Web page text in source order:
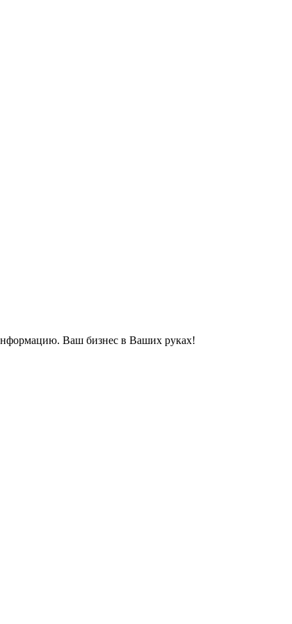
Ваш бизнес в Ваших руках!